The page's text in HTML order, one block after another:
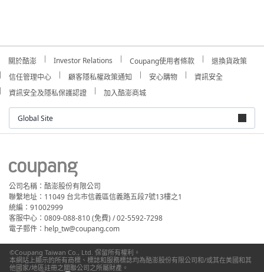
關於酷澎 Investor Relations Coupang使用者條款
退換貨政策
信任管理中心
顧客隱私權政策通知 安心購物
資訊安全
資訊安全及隱私保護認證
加入酷澎商城
Global Site
公司名稱：酷澎股份有限公司
聯繫地址：11049 台北市信義區信義路五段7號13樓之1
統編：91002999
客服中心：0809-088-810 (免費) / 02-5592-7298
電子郵件：help_tw@coupang.com
©Coupang Taiwan Co., Ltd. 保留所有權利。
本網站上顯示的所有商標、標誌和服務標誌均為酷澎股份有限公司和/或其在美國和其
他國家/地區註冊之關聯公司之所屬財產。